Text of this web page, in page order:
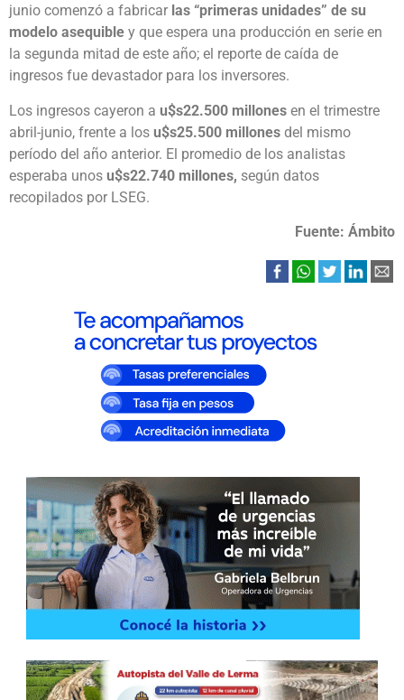
junio comenzó a fabricar las “primeras unidades” de su
modelo asequible y que espera una producción en serie en
la segunda mitad de este año; el reporte de caída de
ingresos fue devastador para los inversores.
Los ingresos cayeron a u$s22.500 millones en el trimestre
abril-junio, frente a los u$s25.500 millones del mismo
período del año anterior. El promedio de los analistas
esperaba unos u$s22.740 millones, según datos
recopilados por LSEG.
Fuente: Ámbito